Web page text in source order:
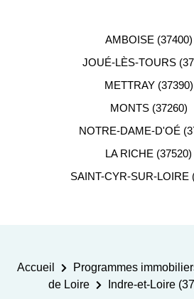
Notre équipe de conseillers se
votre disposition pour vous
AMBOISE (37400)
JOUÉ-LÈS-TOURS
METTRAY (37390)
MONTS (37260)
NOTRE-DAME-D'OÉ
LA RICHE (37520)
SAINT-CYR-SUR-LOIRE
Accueil Programmes
de Loire
Indre-et-Loire